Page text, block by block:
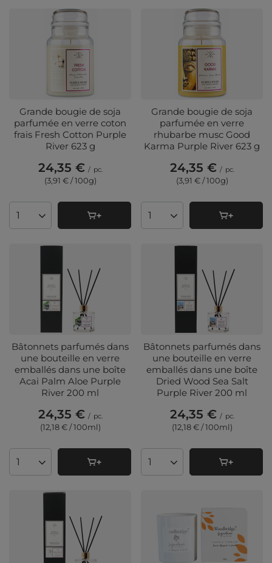
Grande bougie de soja
parfumée en verre coton
frais Fresh Cotton Purple
River 623 g
24,35 € / pc.
(3,91 € / 100g)
Quantité de produits
Grande bougie de soja
parfumée en verre
rhubarbe musc Good
Karma Purple River 623 g
24,35 € / pc.
(3,91 € / 100g)
Quantité de produits
Bâtonnets parfumés dans
une bouteille en verre
emballés dans une boîte
Acai Palm Aloe Purple
River 200 ml
24,35 € / pc.
(12,18 € / 100ml)
Quantité de produits
Bâtonnets parfumés dans
une bouteille en verre
emballés dans une boîte
Dried Wood Sea Salt
Purple River 200 ml
24,35 € / pc.
(12,18 € / 100ml)
Quantité de produits